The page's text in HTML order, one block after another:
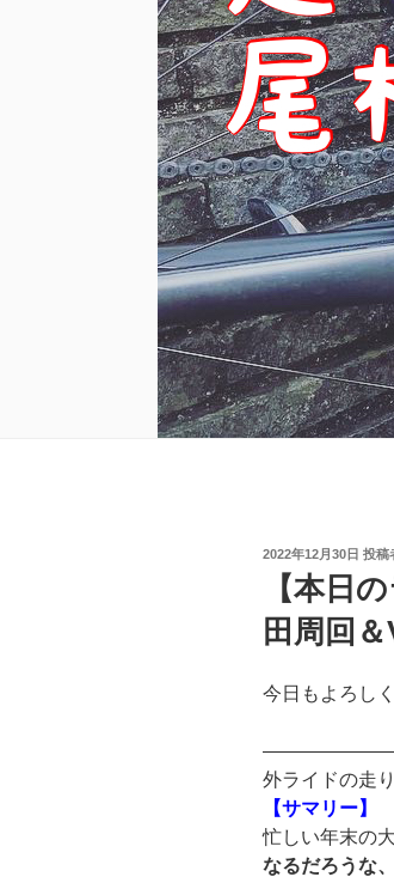
投
2022年12月30日 投稿
【本日
田周回
今日もよろし
外ライドの走
【サマリー】
忙しい年末の
なるだろうな